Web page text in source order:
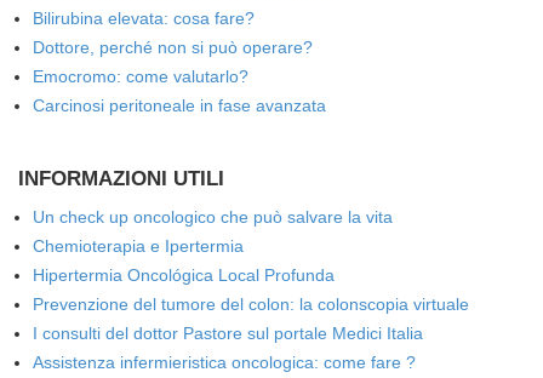
Bilirubina elevata: cosa fare?
Dottore, perché non si può operare?
Emocromo: come valutarlo?
Carcinosi peritoneale in fase avanzata
INFORMAZIONI UTILI
Un check up oncologico che può salvare la vita
Chemioterapia e Ipertermia
Hipertermia Oncológica Local Profunda
Prevenzione del tumore del colon: la colonscopia virtuale
I consulti del dottor Pastore sul portale Medici Italia
Assistenza infermieristica oncologica: come fare ?